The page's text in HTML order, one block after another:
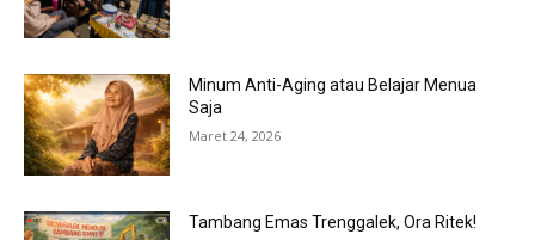
Minum Anti-Aging atau Belajar Menua
Saja
Maret 24, 2026
Tambang Emas Trenggalek, Ora Ritek!